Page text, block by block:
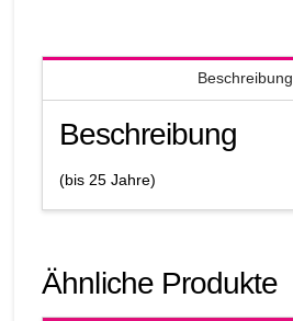
Beschreibung
Beschreibung
(bis 25 Jahre)
Ähnliche Produkte